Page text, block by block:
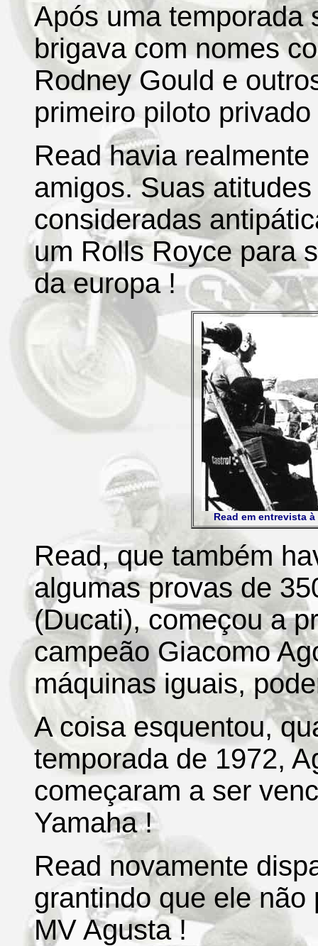
Após uma temporada
brigava com nomes
Rodney Gould e
primeiro piloto
Read havia
amigos. Suas
consideradas
um Rolls Royce para
da europa !
Read em entrevista
Read, que também
algumas provas de
(Ducati), começou a
campeão Giacomo
máquinas iguais,
A coisa esquentou,
temporada de 1972,
começaram a ser
Yamaha !
Read novamente
grantindo que ele
MV Agusta !